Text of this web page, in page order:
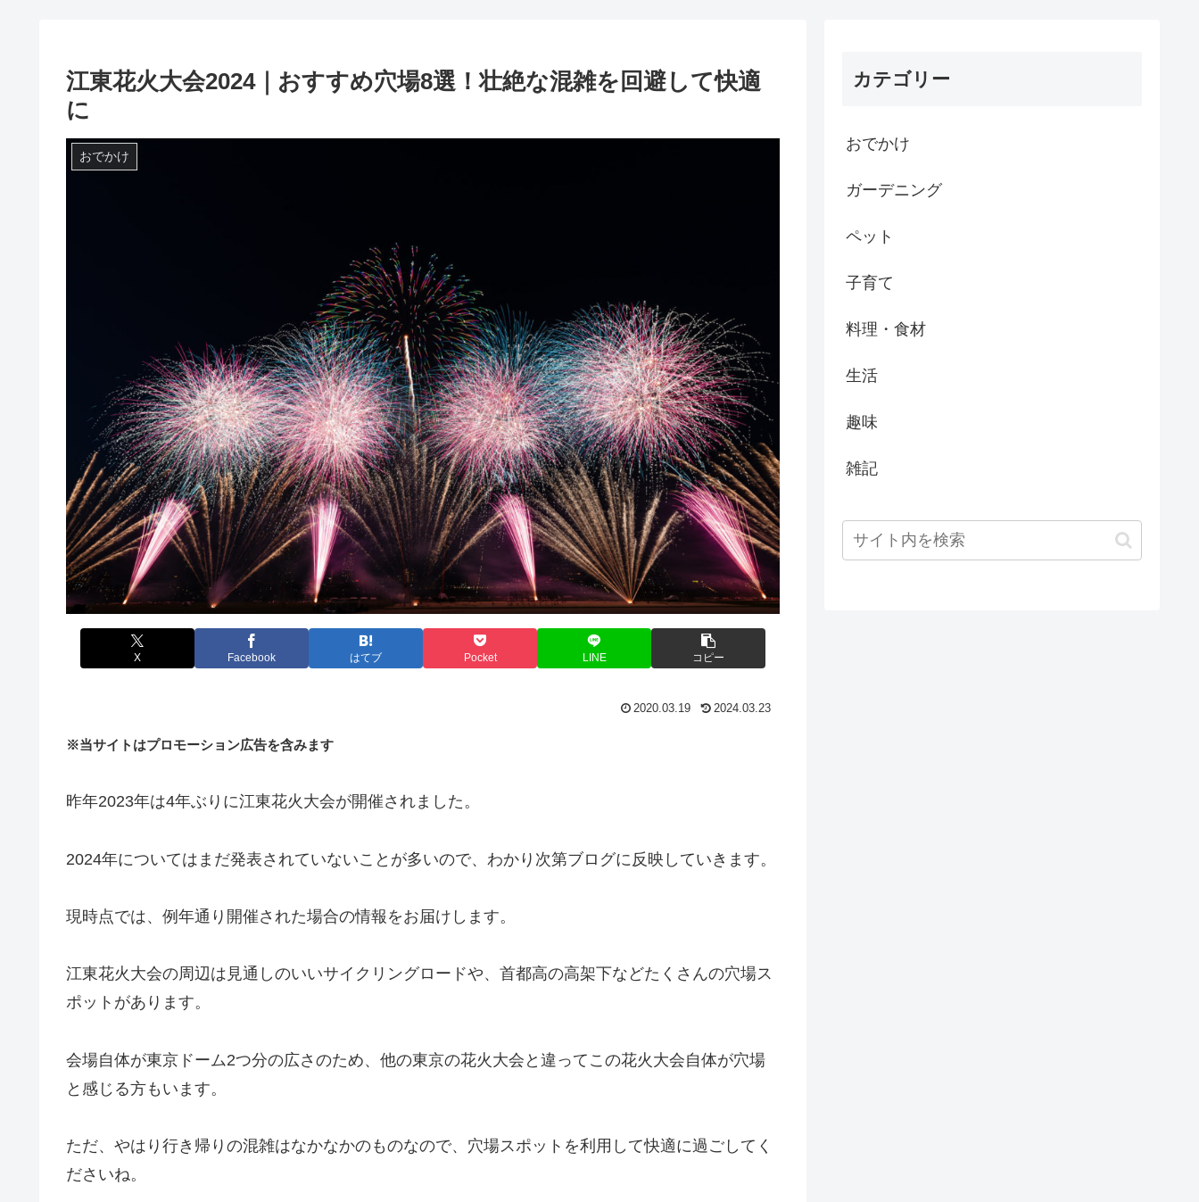
江東花火大会2024｜おすすめ穴場8選！壮絶な混雑を回避して快適
に
おでかけ
X Facebook はてブ Pocket LINE コピー
2020.03.19 2024.03.23
※当サイトはプロモーション広告を含みます
昨年2023年は4年ぶりに江東花火大会が開催されました。
2024年についてはまだ発表されていないことが多いので、わかり次第ブログに反映していきます。
現時点では、例年通り開催された場合の情報をお届けします。
江東花火大会の周辺は見通しのいいサイクリングロードや、首都高の高架下などたくさんの穴場ス
ポットがあります。
会場自体が東京ドーム2つ分の広さのため、他の東京の花火大会と違ってこの花火大会自体が穴場
と感じる方もいます。
ただ、やはり行き帰りの混雑はなかなかのものなので、穴場スポットを利用して快適に過ごしてく
ださいね。
カテゴリー
おでかけ
ガーデニング
ペット
子育て
料理・食材
生活
趣味
雑記